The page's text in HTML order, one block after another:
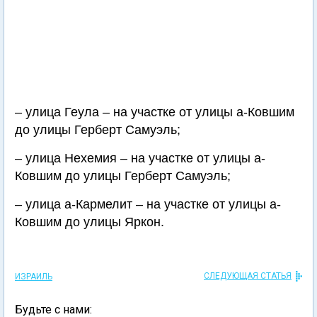
– улица Геула – на участке от улицы а-Ковшим
до улицы Герберт Самуэль;
– улица Нехемия – на участке от улицы а-
Ковшим до улицы Герберт Самуэль;
– улица а-Кармелит – на участке от улицы а-
Ковшим до улицы Яркон.
ИЗРАИЛЬ СЛЕДУЮЩАЯ СТАТЬЯ
Будьте с нами: